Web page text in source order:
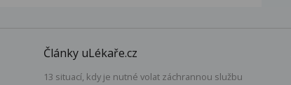
Články uLékaře.cz
13 situací, kdy je nutné volat záchrannou službu